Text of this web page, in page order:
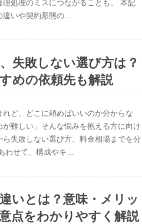
処理のミスにつながることも。 本記
いや契約形態の…
失敗しない選び方は？
めの依頼先も解説
れど、どこに頼めばいいのか分からな
難しい」そんな悩みを抱える方に向け
失敗しない選び方、料金相場までを分
わせて、構成やキ…
いとは？意味・メリッ
点をわかりやすく解説